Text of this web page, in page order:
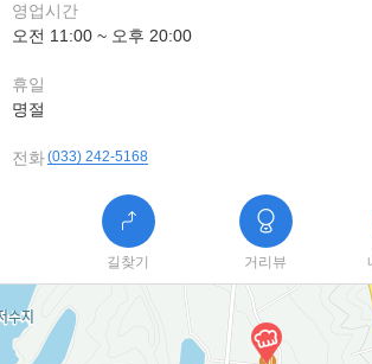
영업시간
오전 11:00 ~ 오후 20:00
휴일
명절
전화(033) 242-5168
길찾기 거리뷰